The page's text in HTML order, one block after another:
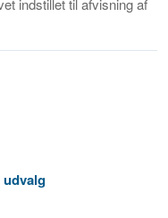
indstillet til afvisning af
udvalg